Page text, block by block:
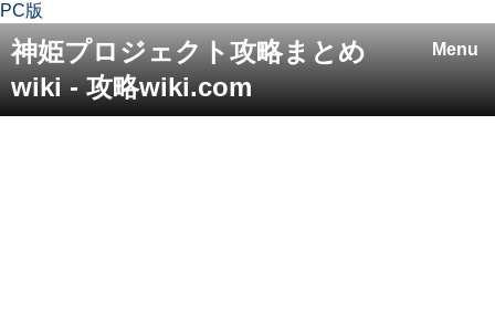
PC版
Menu
神姫プロジェクト攻略まとめ
wiki - 攻略wiki.com